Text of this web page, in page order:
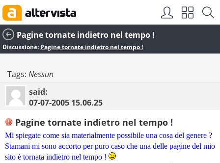
Pagine tornate indietro nel tempo !
Discussione: Pagine tornate indietro nel tempo !
Tags: Nessun
said:
07-07-2005 15.06.25
Pagine tornate indietro nel tempo !
Mi spiegate come sia materialmente possibile una cosa del genere ?
Stamani mi sono accorto per puro caso che una delle pagine del mio
sito è tornata indietro nel tempo !